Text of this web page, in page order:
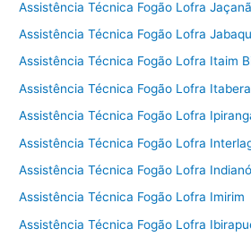
Assistência Técnica Fogão Lofra Jaçanã
Assistência Técnica Fogão Lofra
Assistência Técnica Fogão Lofra Itaim
Assistência Técnica Fogão Lofra
Assistência Técnica Fogão Lofra
Assistência Técnica Fogão Lofra
Assistência Técnica Fogão Lofra
Assistência Técnica Fogão Lofra Imirim
Assistência Técnica Fogão Lofra